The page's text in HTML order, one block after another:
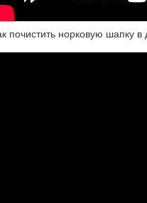
почистить норковую шапку